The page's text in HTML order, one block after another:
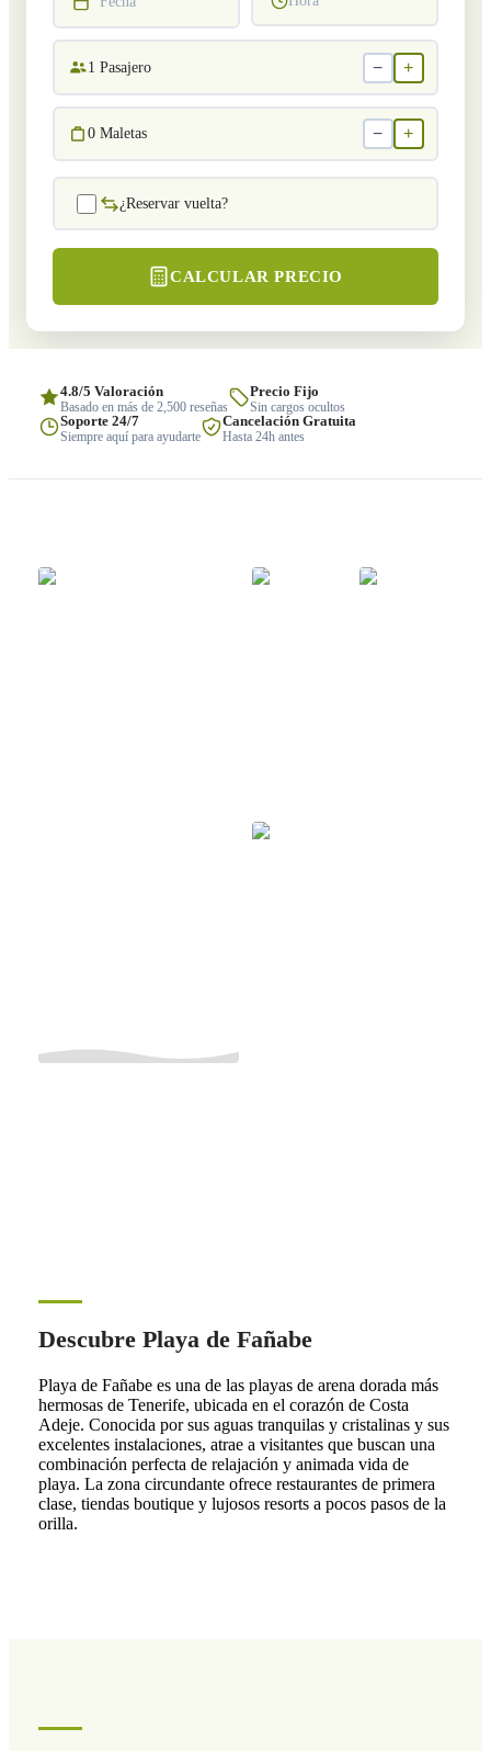
1 Pasajero − +
0 Maletas − +
¿Reservar vuelta?
CALCULAR PRECIO
4.8/5 Valoración
Basado en más de 2,500 reseñas
Precio Fijo
Sin cargos ocultos
Soporte 24/7
Siempre aquí para ayudarte
Cancelación Gratuita
Hasta 24h antes
Descubre Playa de Fañabe
Playa de Fañabe es una de las playas de arena dorada más
hermosas de Tenerife, ubicada en el corazón de Costa
Adeje. Conocida por sus aguas tranquilas y cristalinas y sus
excelentes instalaciones, atrae a visitantes que buscan una
combinación perfecta de relajación y animada vida de
playa. La zona circundante ofrece restaurantes de primera
clase, tiendas boutique y lujosos resorts a pocos pasos de la
orilla.